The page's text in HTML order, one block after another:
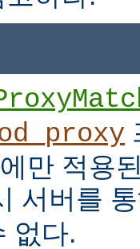
만 적용
서버를
없다.